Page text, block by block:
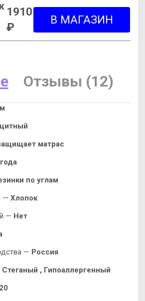
1910
₽
Отзывы (12)
матрас
по углам
— Хлопок
— Нет
— Россия
Стеганый , Гипоаллергенный